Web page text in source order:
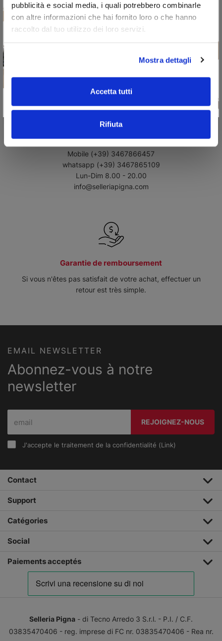
pubblicità e social media, i quali potrebbero combinarle
con altre informazioni che hai fornito loro o che hanno
raccolto dal tuo utilizzo dei loro servizi.
Mostra dettagli
Accetta tutti
Rifiuta
Servizio Clienti Dedicato
Mobile (+39) 3467866457
whatsapp (+39) 3467865109
Lun-Dim 8.00 - 20.00
info@selleriapigna.com
Garantie de remboursement
Si vous n'êtes pas satisfait de votre achat, effectuer un
retour est très simple.
EMAIL NEWSLETTER
Abonnez-vous à notre
newsletter
REJOIGNEZ-NOUS
J'accepte le traitement de la confidentialité (Link)
Contact
Support
Catégories
Social
Paiements acceptés
Selleria Pigna - di Tecno Arredo 3 S.r.l. - P.I. / C.F.
03835470406 - reg. imprese di FC nr. 03835470406 - Rea nr.